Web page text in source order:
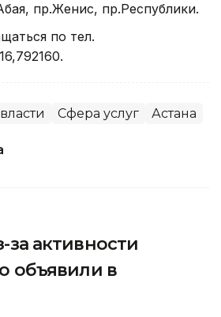
пр.Женис, пр.Республики.
по тел.
Сфера услуг Астана
активности
объявили в